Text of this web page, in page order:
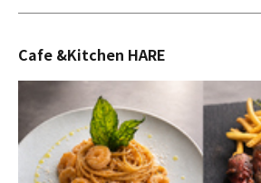
Cafe &Kitchen HARE